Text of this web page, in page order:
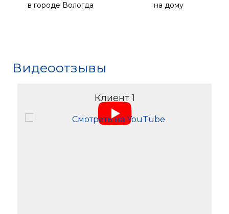
в городе Вологда
на дому
Видеоотзывы
Клиент 1